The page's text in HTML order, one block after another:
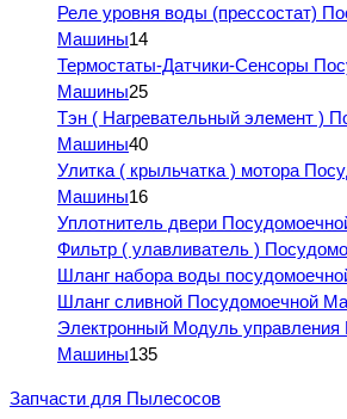
Реле уровня воды (прессостат)
Машины14
Термостаты-Датчики-Сенсоры
Машины25
Тэн ( Нагревательный элемент )
Машины40
Улитка ( крыльчатка ) мотора
Машины16
Уплотнитель двери
Фильтр ( улавливатель )
Шланг набора воды
Шланг сливной Посудомоечной
Электронный Модуль управления
Машины135
Запчасти для Пылесосов